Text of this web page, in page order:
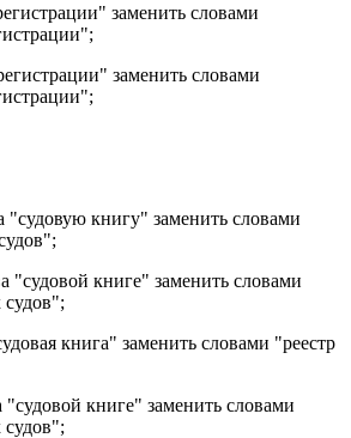
заменить словами
заменить словами
"судовую книгу" заменить словами
"судовой книге" заменить словами
судов";
книга" заменить словами "реестр
"судовой книге" заменить словами
судов";